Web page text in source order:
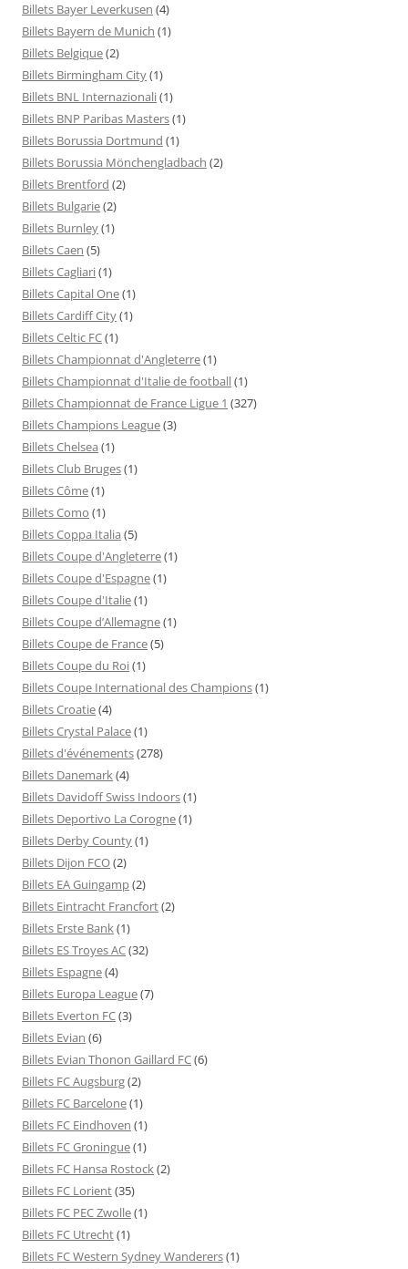
Billets Bayer Leverkusen (4)
Billets Bayern de Munich (1)
Billets Belgique(2)
Billets Birmingham City(1)
Billets BNL Internazionali(1)
Billets BNP Paribas Masters(1)
Billets Borussia Dortmund (1)
Billets Borussia Mönchengladbach (2)
Billets Brentford (2)
Billets Bulgarie(2)
Billets Burnley(1)
Billets Caen (5)
Billets Cagliari(1)
Billets Capital One(1)
Billets Cardiff City(1)
Billets Celtic FC(1)
Billets Championnat d'Angleterre(1)
Billets Championnat d'Italie de football(1)
Billets Championnat de France Ligue 1 (327)
Billets Champions League(3)
Billets Chelsea (1)
Billets Club Bruges(1)
Billets Côme(1)
Billets Como (1)
Billets Coppa Italia (5)
Billets Coupe d'Angleterre(1)
Billets Coupe d'Espagne(1)
Billets Coupe d'Italie(1)
Billets Coupe d’Allemagne(1)
Billets Coupe de France(5)
Billets Coupe du Roi(1)
Billets Coupe International des Champions(1)
Billets Croatie(4)
Billets Crystal Palace(1)
Billets d'événements(278)
Billets Danemark(4)
Billets Davidoff Swiss Indoors(1)
Billets Deportivo La Corogne(1)
Billets Derby County(1)
Billets Dijon FCO(2)
Billets EA Guingamp(2)
Billets Eintracht Francfort(2)
Billets Erste Bank(1)
Billets ES Troyes AC(32)
Billets Espagne(4)
Billets Europa League(7)
Billets Everton FC(3)
Billets Evian (6)
Billets Evian Thonon Gaillard FC(6)
Billets FC Augsburg(2)
Billets FC Barcelone(1)
Billets FC Eindhoven (1)
Billets FC Groningue(1)
Billets FC Hansa Rostock(2)
Billets FC Lorient(35)
Billets FC PEC Zwolle(1)
Billets FC Utrecht(1)
Billets FC Western Sydney Wanderers(1)